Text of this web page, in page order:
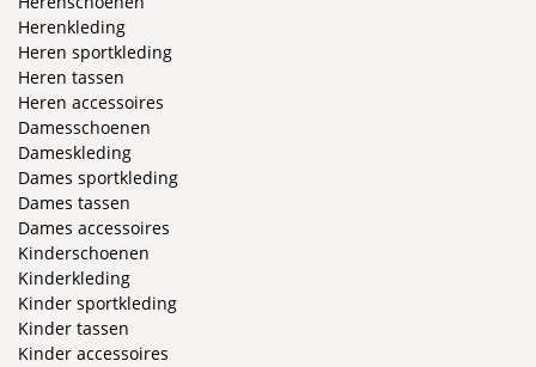
Herenkleding
Heren sportkleding
Heren tassen
Heren accessoires
Damesschoenen
Dameskleding
Dames sportkleding
Dames tassen
Dames accessoires
Kinderschoenen
Kinderkleding
Kinder sportkleding
Kinder tassen
Kinder accessoires